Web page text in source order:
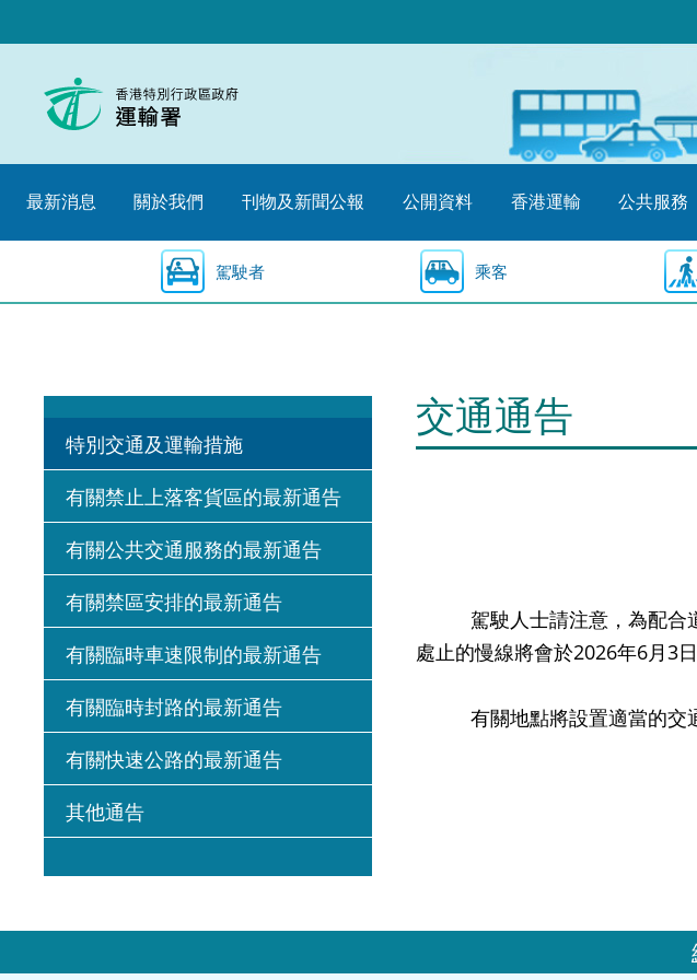
至
始
最新消息 關於我們 刊物及新聞公報 公開資料 香港運輸 公共服務
駕駛者 乘客
特別交通及運輸措施
有關禁止上落客貨區的最新通告
有關公共交通服務的最新通告
有關禁區安排的最新通告
有關臨時車速限制的最新通告
有關臨時封路的最新通告
有關快速公路的最新通告
其他通告
交通通告
駕駛人士請注意，為配合道
處止的慢線將會於2026年6月3
有關地點將設置適當的交通